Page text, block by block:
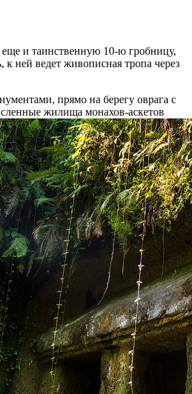
еще и таинственную 10-ю гробницу,
к ней ведет живописная тропа через
прямо на берегу оврага с
жилища монахов-аскетов